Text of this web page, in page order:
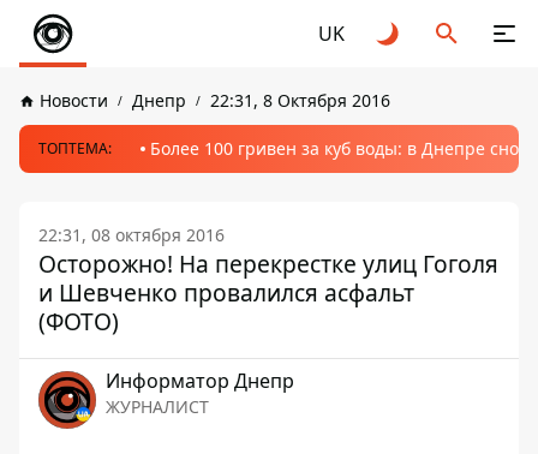
UK
Новости Днепр 22:31, 8 Октября 2016
ТОПТЕМА: Более 100 гривен за куб воды: в Днепре
22:31, 08 октября 2016
Осторожно! На перекрестке улиц Гоголя
и Шевченко провалился асфальт
(ФОТО)
Информатор Днепр
ЖУРНАЛИСТ